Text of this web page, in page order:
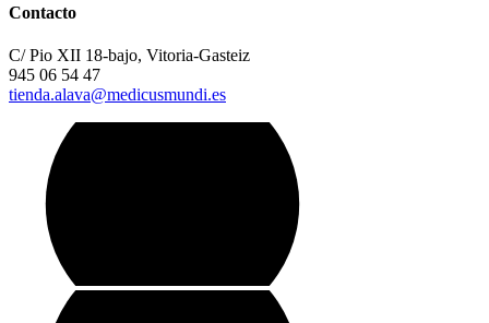
Contacto
C/ Pio XII 18-bajo, Vitoria-Gasteiz
945 06 54 47
tienda.alava@medicusmundi.es